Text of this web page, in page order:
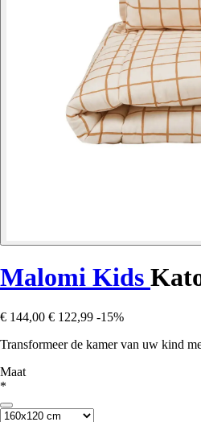
Malomi Kids
€ 144,00 € 122,99 -15%
Transformeer de kamer van uw kind
Maat
*